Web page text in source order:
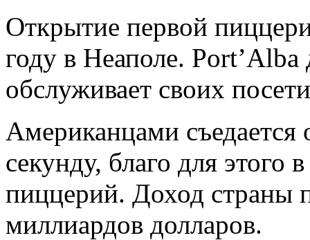
Открытие первой
году в Неаполе.
обслуживает своих
Американцами съедается
секунду, благо для этого
пиццерий. Доход страны
миллиардов долларов.